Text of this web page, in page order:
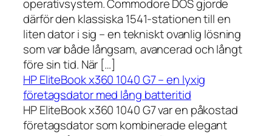
operativsystem. Commodore DOS gjorde
därför den klassiska 1541-stationen till en
liten dator i sig – en tekniskt ovanlig lösning
som var både långsam, avancerad och långt
före sin tid. När […]
HP EliteBook x360 1040 G7 – en lyxig
företagsdator med lång batteritid
HP EliteBook x360 1040 G7 var en påkostad
företagsdator som kombinerade elegant